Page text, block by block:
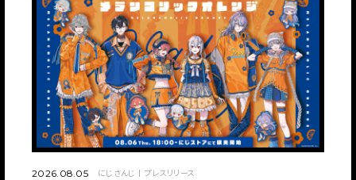
2026.08.05 にじさんじ プレスリリース